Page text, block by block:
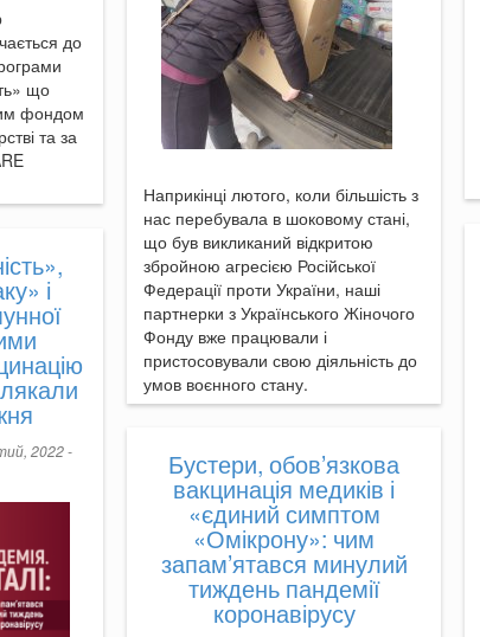
до
що
фондом
та за
Наприкінці лютого, коли більшість з
нас перебувала в шоковому стані,
що був викликаний відкритою
збройною агресією Російської
Федерації проти України, наші
партнерки з Українського Жіночого
Фонду вже працювали і
пристосовували свою діяльність до
умов воєнного стану.
і
2022 -
Бустери, обов’язкова
вакцинація медиків і
«єдиний симптом
«Омікрону»: чим
запам’ятався минулий
тиждень пандемії
коронавірусу